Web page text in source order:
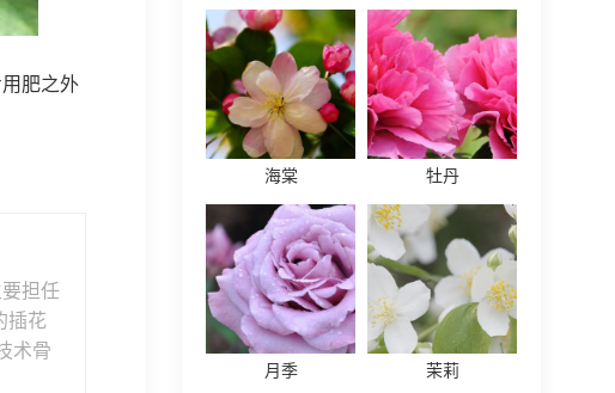
肥之外
担任
插花
术骨
海棠 牡丹
月季 茉莉